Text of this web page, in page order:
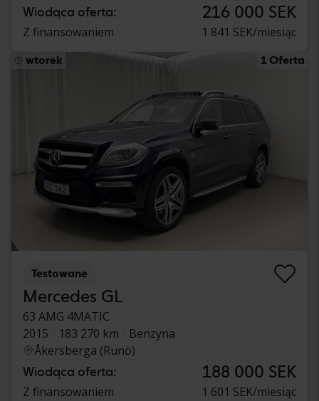
Wiodąca oferta: 216 000 SEK
Z finansowaniem 1 841 SEK/miesiąc
wtorek 1 Oferta
Testowane
Mercedes GL
63 AMG 4MATIC
2015
183 270 km
Benzyna
Åkersberga (Runö)
Wiodąca oferta: 188 000 SEK
Z finansowaniem 1 601 SEK/miesiąc